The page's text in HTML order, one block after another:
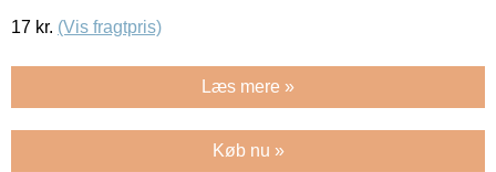
17 kr. (Vis fragtpris)
Læs mere »
Køb nu »